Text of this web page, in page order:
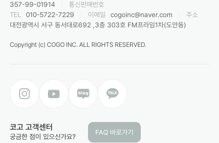
357-99-01914
통신판매번호
TEL
010-5722-7229 이메일 cogoinc@naver.com
주소
대전광역시 서구 동서대로692 ,3층 303호 FM프라임1차(도안동)
Copyright (c) COGO INC. ALL RIGHTS RESERVED.
코고 고객센터
궁금한 점이 있으신가요?
FAQ 바로가기